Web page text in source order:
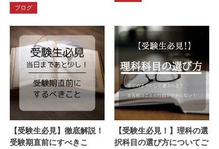
ブログ
【受験生必見】徹底解説！
受験期直前にすべきこ
【受験生必見！】理科の選
択科目の選び方についてご